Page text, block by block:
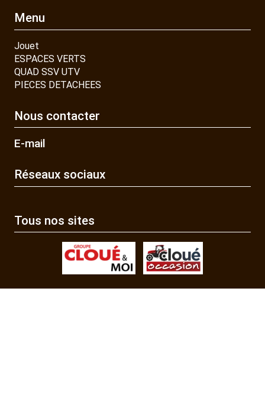
Menu
Jouet
ESPACES VERTS
QUAD SSV UTV
PIECES DETACHEES
Nous contacter
E-mail
Réseaux sociaux
Tous nos sites